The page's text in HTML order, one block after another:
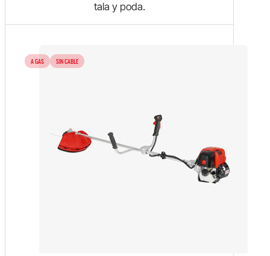
tala y poda.
A GAS SIN CABLE